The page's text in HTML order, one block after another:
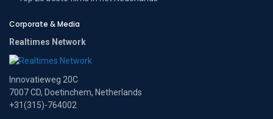
Corporate & Media
Realtimes Network
Innovatieweg 20C
7007 CD, Doetinchem, Netherlands
+31(315)-764002